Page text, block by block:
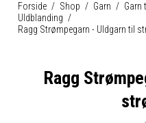
Forside / Shop / Garn / Garn
Uldblanding /
Ragg Strømpegarn - Uldgarn til
Ragg